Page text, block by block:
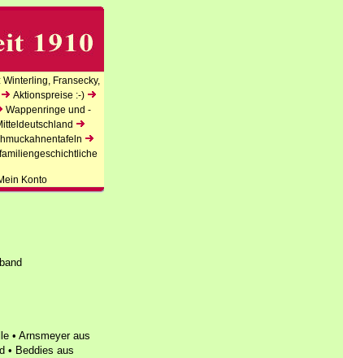
Winterling, Fransecky,
Aktionspreise :-)
Wappenringe und -
Konto
• Arnsmeyer aus
• Beddies aus